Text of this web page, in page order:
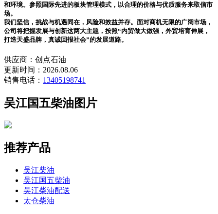
和环境。参照国际先进的板块管理模式，以合理的价格与优质服务来取信市
场。
我们坚信，挑战与机遇同在，风险和效益并存。面对商机无限的广阔市场，
公司将把握发展与创新这两大主题，按照“内贸做大做强，外贸培育伸展，
打造天盛品牌，真诚回报社会”的发展道路。
供应商：创点石油
更新时间：2026.08.06
销售电话： 13405198741
吴江国五柴油图片
推荐产品
吴江柴油
吴江国五柴油
吴江柴油配送
太仓柴油